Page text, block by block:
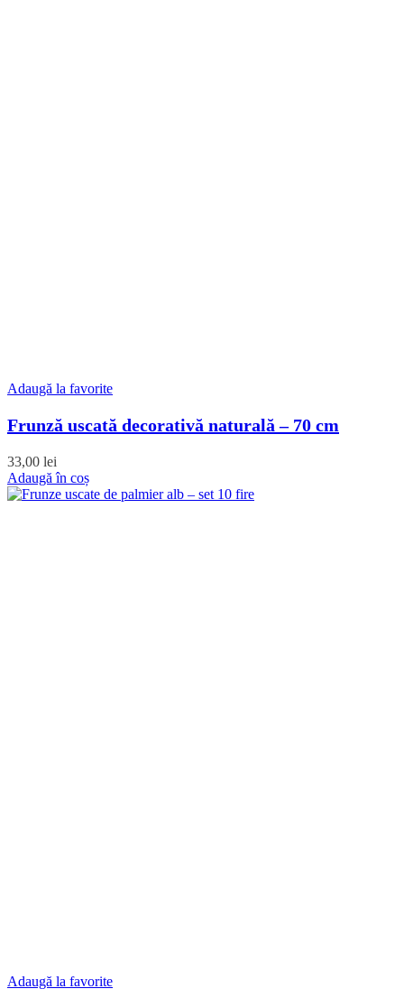
Adaugă la favorite
Frunză uscată decorativă naturală – 70 cm
33,00 lei
Adaugă în coș
Adaugă la favorite